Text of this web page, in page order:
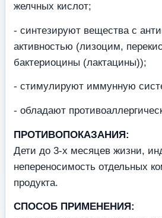
желчных кислот;
- синтезируют вещества с
активностью (лизоцим,
бактериоцины (лактацины));
- стимулируют иммунную
- обладают
ПРОТИВОПОКАЗАНИЯ:
Дети до 3-х месяцев жизни,
непереносимость отдельных
продукта.
СПОСОБ ПРИМЕНЕНИЯ: